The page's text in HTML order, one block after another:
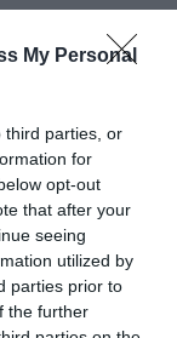
My Personal
third parties, or
for
opt-out
that after your
seeing
utilized by
parties prior to
the further